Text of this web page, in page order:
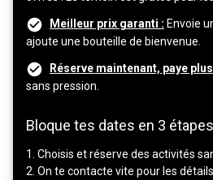
Meilleur prix garanti : Envoie
ajoute une bouteille de bienvenue.
Réserve maintenant, paye
sans pression.
Bloque tes dates en 3
1. Choisis et réserve des activités
2. On te contacte vite pour les détails.